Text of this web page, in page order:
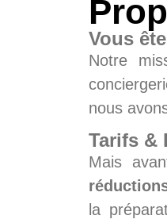
Vous
Notre
nous
Tarifs &
Mais
la